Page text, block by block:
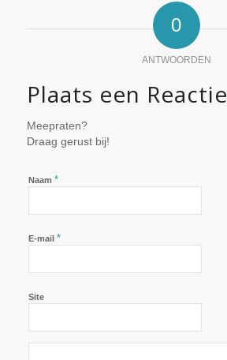
0
ANTWOORDEN
Plaats een Reactie
Meepraten?
Draag gerust bij!
Naam *
E-mail *
Site